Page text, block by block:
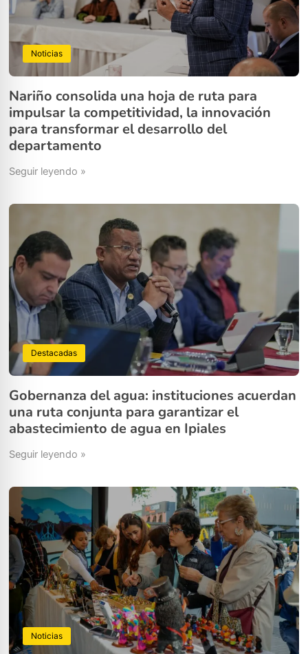
Noticias
Nariño consolida una hoja de ruta para
impulsar la competitividad, la innovación
para transformar el desarrollo del
departamento
Seguir leyendo »
Destacadas
Gobernanza del agua: instituciones acuerdan
una ruta conjunta para garantizar el
abastecimiento de agua en Ipiales
Seguir leyendo »
Noticias